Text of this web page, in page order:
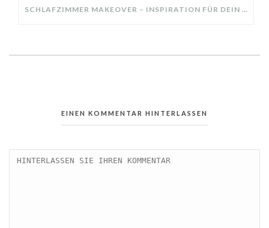
SCHLAFZIMMER MAKEOVER – INSPIRATION FÜR DEIN SCHLAFZIMMER: AUS ALT MACH NEU – HELL, GEMÜTLICH UND EINLADEND
EINEN KOMMENTAR HINTERLASSEN